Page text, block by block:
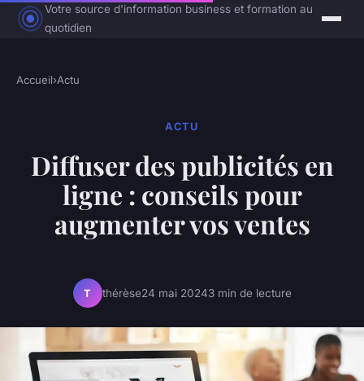
Votre source d'information business et formation au
quotidien
Accueil›Actu
ACTU
Diffuser des publicités en
ligne : conseils pour
augmenter vos ventes
T thérèse24 mai 20243 min de lecture